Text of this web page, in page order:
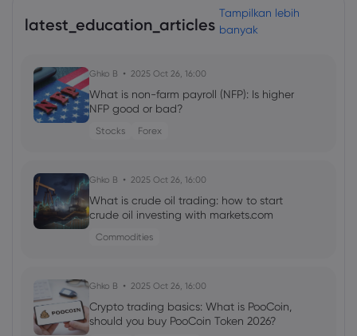
latest_education_articles
Tampilkan lebih
banyak
Ghko B 2025 Oct 26, 16:00
What is non-farm payroll (NFP): Is higher
NFP good or bad?
Stocks Forex
Ghko B 2025 Oct 26, 16:00
What is crude oil trading: how to start
crude oil investing with markets.com
Commodities
Ghko B 2025 Oct 26, 16:00
Crypto trading basics: What is PooCoin,
should you buy PooCoin Token 2026?